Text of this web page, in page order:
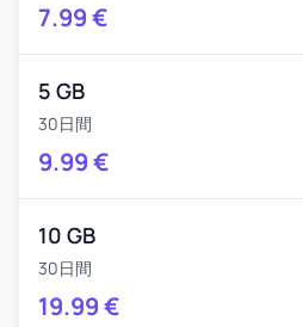
7.99€
5 GB
30日間
9.99€
10 GB
30日間
19.99€